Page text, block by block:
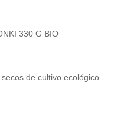
330 G BIO
de cultivo ecológico.